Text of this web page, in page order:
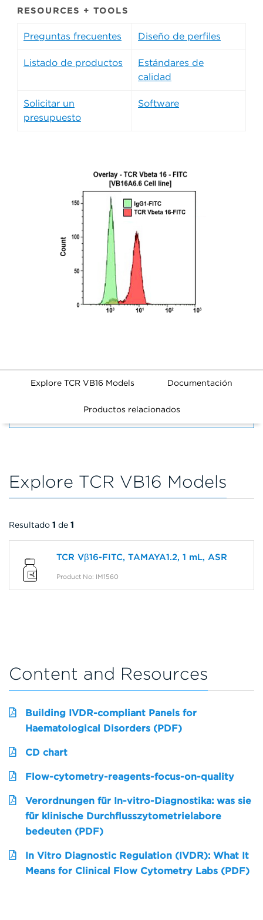
RESOURCES + TOOLS
Preguntas frecuentes Diseño de perfiles
Listado de productos
Estándares de
calidad
Solicitar un
presupuesto
Software
Explore TCR VB16 Models Documentación
Productos relacionados
Explore TCR VB16 Models
Resultado 1 de 1
TCR Vβ16-FITC, TAMAYA1.2, 1 mL, ASR
Product No: IM1560
Content and Resources
Building IVDR-compliant Panels for
Haematological Disorders (PDF)
CD chart
Flow-cytometry-reagents-focus-on-quality
Verordnungen für In-vitro-Diagnostika: was sie
für klinische Durchflusszytometrielabore
bedeuten (PDF)
In Vitro Diagnostic Regulation (IVDR): What It
Means for Clinical Flow Cytometry Labs (PDF)